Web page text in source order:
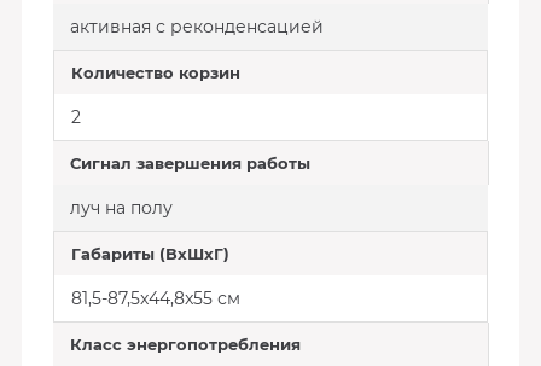
активная с реконденсацией
Количество корзин
2
Сигнал завершения работы
луч на полу
Габариты (ВхШхГ)
81,5-87,5x44,8x55 см
Класс энергопотребления